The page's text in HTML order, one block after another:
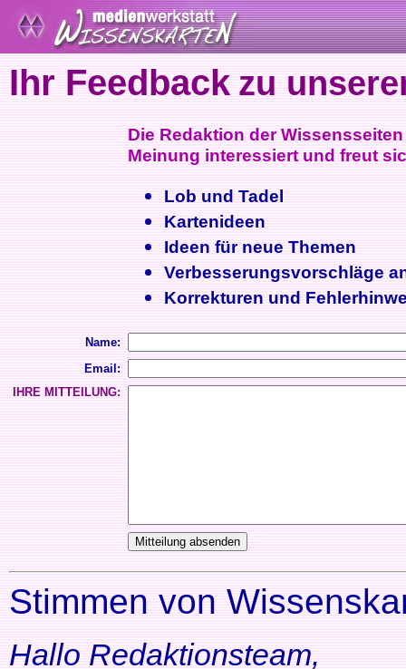
Ihr Feedback zu
Die Redaktion der
Meinung interessiert und freut
Lob und Tadel
Kartenideen
Ideen für neue Themen
Verbesserungsvorschläge
Korrekturen und
Name:
Email:
IHRE MITTEILUNG:
Stimmen von
Hallo Redaktionsteam,